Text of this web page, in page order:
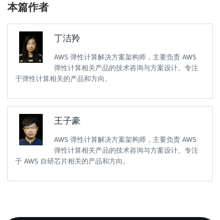
本篇作者
丁洁羚
AWS 弹性计算解决方案架构师，主要负责 AWS
弹性计算相关产品的技术咨询与方案设计。专注
于弹性计算相关的产品和方向。
王子豪
AWS 弹性计算解决方案架构师，主要负责 AWS
弹性计算相关产品的技术咨询与方案设计。专注
于 AWS 自研芯片相关的产品和方向。